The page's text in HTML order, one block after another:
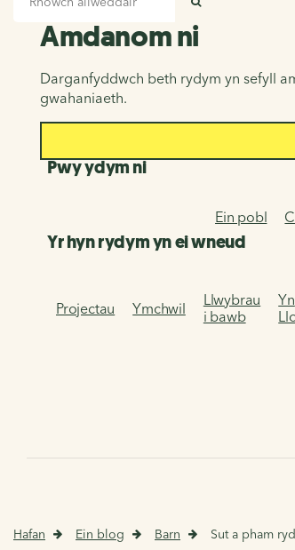
Amdanom ni
Amdanom ni
Darganfyddwch beth rydym yn sefyll
gwahaniaeth.
Pwy ydym ni
Ein pobl
Yr hyn rydym yn ei wneud
Projectau Ymchwil
Llwybrau
i bawb
Yn
Hafan Ein blog Barn Sut a pham